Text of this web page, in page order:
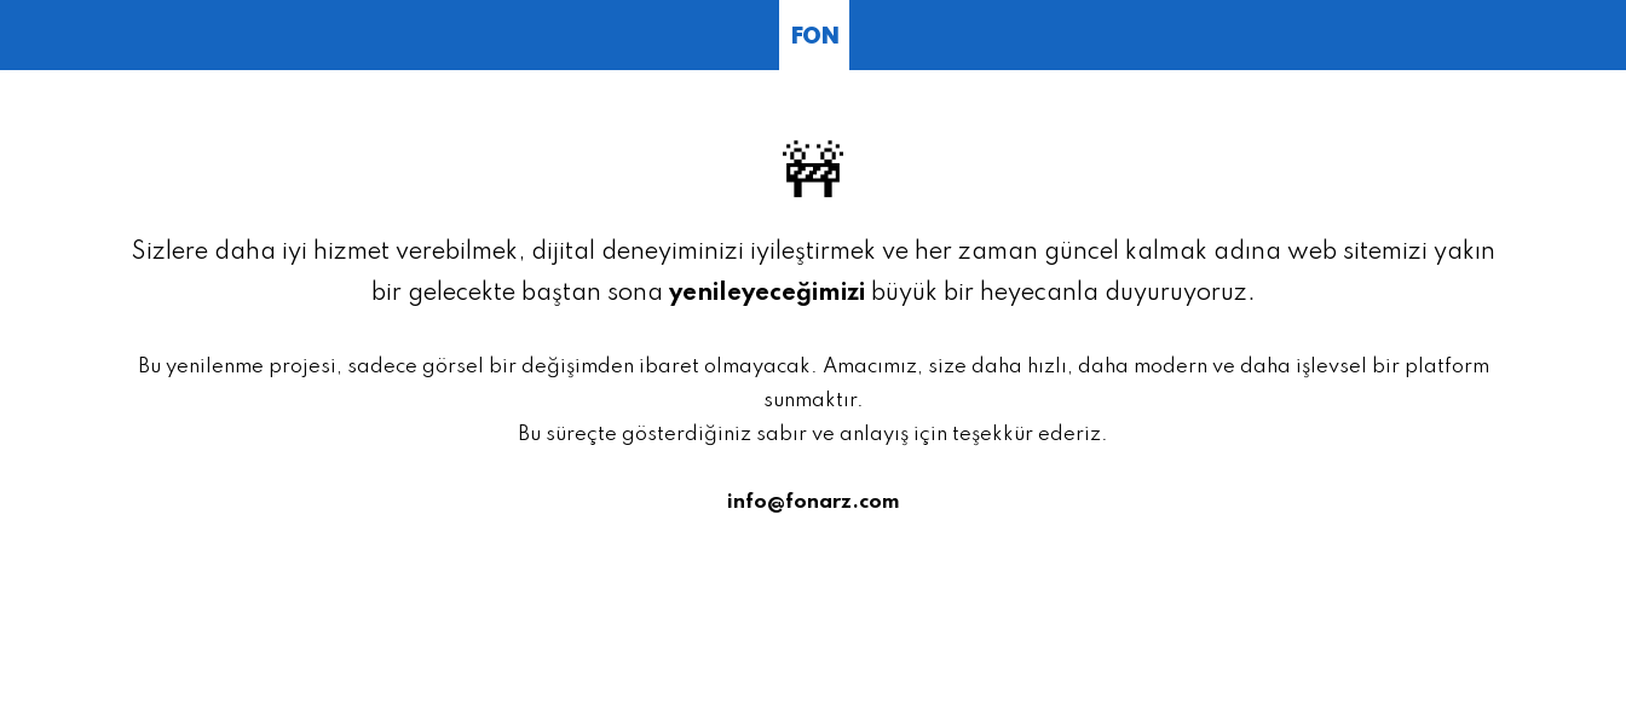
FON
🚧
Sizlere daha iyi hizmet verebilmek, dijital deneyiminizi iyileştirmek ve her zaman güncel kalmak adına web sitemizi yakın
bir gelecekte baştan sona yenileyeceğimizi büyük bir heyecanla duyuruyoruz.
Bu yenilenme projesi, sadece görsel bir değişimden ibaret olmayacak. Amacımız, size daha hızlı, daha modern ve daha işlevsel bir platform
sunmaktır.
Bu süreçte gösterdiğiniz sabır ve anlayış için teşekkür ederiz.
info@fonarz.com